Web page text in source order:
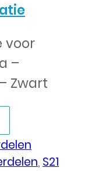
voor
–
Zwart
, S21